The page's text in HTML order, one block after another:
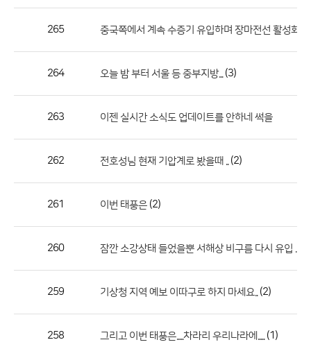
록
공
265 중국쪽에서 계속 수증기 유입하며 장마전선 활성화 ......
264 오늘 밤 부터 서울 등 중부지방... (3)
263 이젠 실시간 소식도 업데이트를 안하네 썩을
262 전호성님 현재 기압계로 봤을때 .. (2)
261 이번 태풍은 (2)
260 잠깐 소강상태 들었을뿐 서해상 비구름 다시 유입 ....
259 기상청 지역 예보 이따구로 하지 마세요.. (2)
258 그리고 이번 태풍은.....차라리 우리나라에..... (1)